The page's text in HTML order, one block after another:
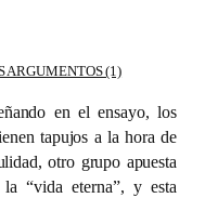
ARGUMENTOS (1)
en el ensayo, los
tapujos a la hora de
otro grupo apuesta
“vida eterna”, y esta